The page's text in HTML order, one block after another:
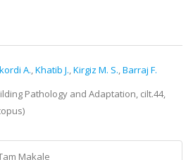
A.,Khatib J.,Kirgiz M. S.,Barraj F.
Pathology and Adaptation, cilt.44,
Makale